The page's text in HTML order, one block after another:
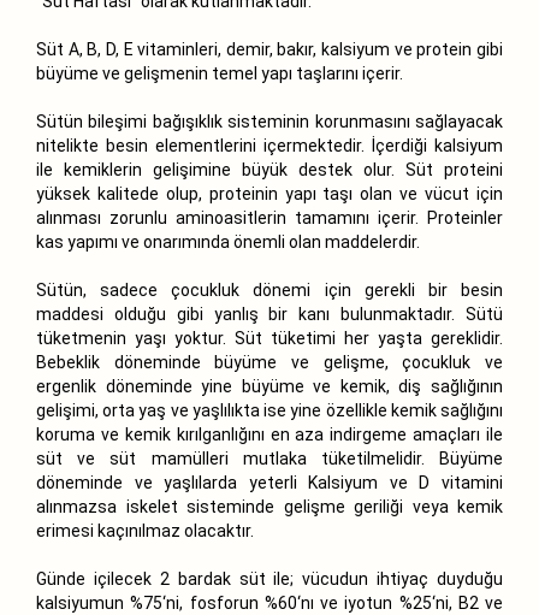
Süt A, B, D, E vitaminleri, demir, bakır, kalsiyum ve protein gibi
büyüme ve gelişmenin temel yapı taşlarını içerir.
Sütün bileşimi bağışıklık sisteminin korunmasını sağlayacak
nitelikte besin elementlerini içermektedir. İçerdiği kalsiyum
ile kemiklerin gelişimine büyük destek olur. Süt proteini
yüksek kalitede olup, proteinin yapı taşı olan ve vücut için
alınması zorunlu aminoasitlerin tamamını içerir. Proteinler
kas yapımı ve onarımında önemli olan maddelerdir.
Sütün, sadece çocukluk dönemi için gerekli bir besin
maddesi olduğu gibi yanlış bir kanı bulunmaktadır. Sütü
tüketmenin yaşı yoktur. Süt tüketimi her yaşta gereklidir.
Bebeklik döneminde büyüme ve gelişme, çocukluk ve
ergenlik döneminde yine büyüme ve kemik, diş sağlığının
gelişimi, orta yaş ve yaşlılıkta ise yine özellikle kemik sağlığını
koruma ve kemik kırılganlığını en aza indirgeme amaçları ile
süt ve süt mamülleri mutlaka tüketilmelidir. Büyüme
döneminde ve yaşlılarda yeterli Kalsiyum ve D vitamini
alınmazsa iskelet sisteminde gelişme geriliği veya kemik
erimesi kaçınılmaz olacaktır.
Günde içilecek 2 bardak süt ile; vücudun ihtiyaç duyduğu
kalsiyumun %75‘ni, fosforun %60‘nı ve iyotun %25‘ni, B2 ve